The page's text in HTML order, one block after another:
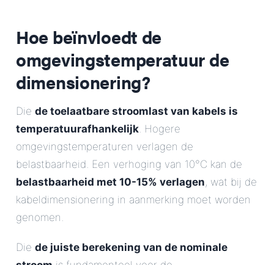
Hoe beïnvloedt de
omgevingstemperatuur de
dimensionering?
Die de toelaatbare stroomlast van kabels is
temperatuurafhankelijk. Hogere
omgevingstemperaturen verlagen de
belastbaarheid. Een verhoging van 10°C kan de
belastbaarheid met 10-15% verlagen, wat bij de
kabeldimensionering in aanmerking moet worden
genomen.
Die de juiste berekening van de nominale